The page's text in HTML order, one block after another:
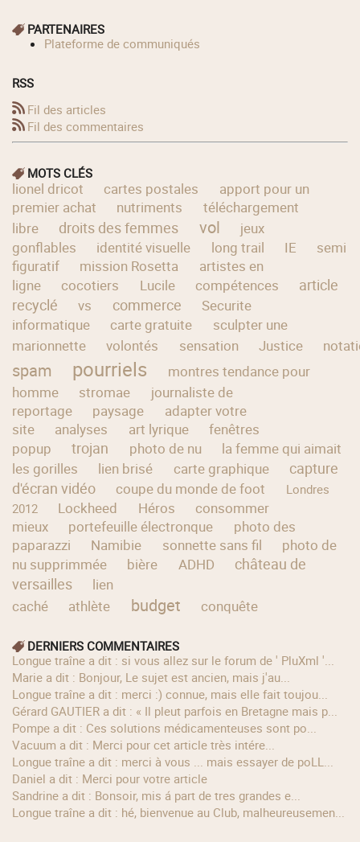
PARTENAIRES
Plateforme de communiqués
RSS
Fil des articles
Fil des commentaires
MOTS CLÉS
lionel dricot cartes postales
apport pour un
premier achat
nutriments
téléchargement
libre
droits des femmes vol
jeux
gonflables
identité visuelle long trail IE
semi
figuratif
mission Rosetta
artistes en
ligne
cocotiers Lucile compétences
article
recyclé
vs commerce
Securite
informatique
carte gratuite
sculpter une
marionnette
volontés sensation Justice
spam pourriels
montres tendance pour
homme
stromae
journaliste de
reportage
paysage
adapter votre
site
analyses art lyrique
fenêtres
popup
trojan photo de nu
la femme qui aimait
les gorilles
lien brisé carte graphique
capture
d'écran vidéo
coupe du monde de foot
Londres
2012
Lockheed Héros
consommer
mieux
portefeuille électronque
photo des
paparazzi
Namibie sonnette sans fil
photo de
nu supprimmée
bière ADHD
château de
versailles
lien
caché
athlète budget conquête
DERNIERS COMMENTAIRES
longue traîne a dit : si vous allez sur le forum de ' PluXml '...
Marie a dit : Bonjour, Le sujet est ancien, mais j'au...
longue traîne a dit : merci :) connue, mais elle fait toujou...
Gérard GAUTIER a dit : « Il pleut parfois en Bretagne mais p...
Pompe a dit : Ces solutions médicamenteuses sont po...
Vacuum a dit : Merci pour cet article très intére...
longue traîne a dit : merci à vous ... mais essayer de poLL...
Daniel a dit : Merci pour votre article
Sandrine a dit : Bonsoir, mis á part de tres grandes e...
longue traîne a dit : hé, bienvenue au Club, malheureusemen...